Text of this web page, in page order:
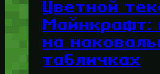
Цветной
Майнкрафт:
на
табличках